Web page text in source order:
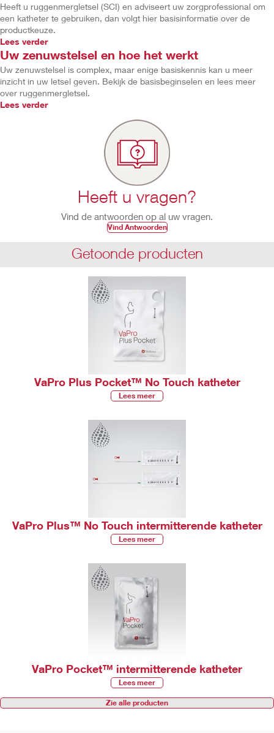
Heeft u ruggenmergletsel (SCI) en adviseert uw zorgprofessional om
een katheter te gebruiken, dan volgt hier basisinformatie over de
productkeuze.
Lees verder
Uw zenuwstelsel en hoe het werkt
Uw zenuwstelsel is complex, maar enige basiskennis kan u meer
inzicht in uw letsel geven. Bekijk de basisbeginselen en lees meer
over ruggenmergletsel.
Lees verder
Heeft u vragen?
Vind de antwoorden op al uw vragen.
Vind Antwoorden
Getoonde producten
VaPro Plus Pocket™ No Touch katheter
Lees meer
VaPro Plus™ No Touch intermitterende katheter
Lees meer
VaPro Pocket™ intermitterende katheter
Lees meer
Zie alle producten